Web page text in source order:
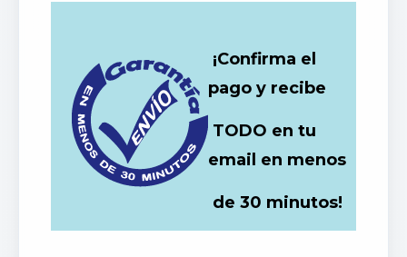
¡Confirma el
pago y recibe
TODO en tu
email en menos
de 30 minutos!